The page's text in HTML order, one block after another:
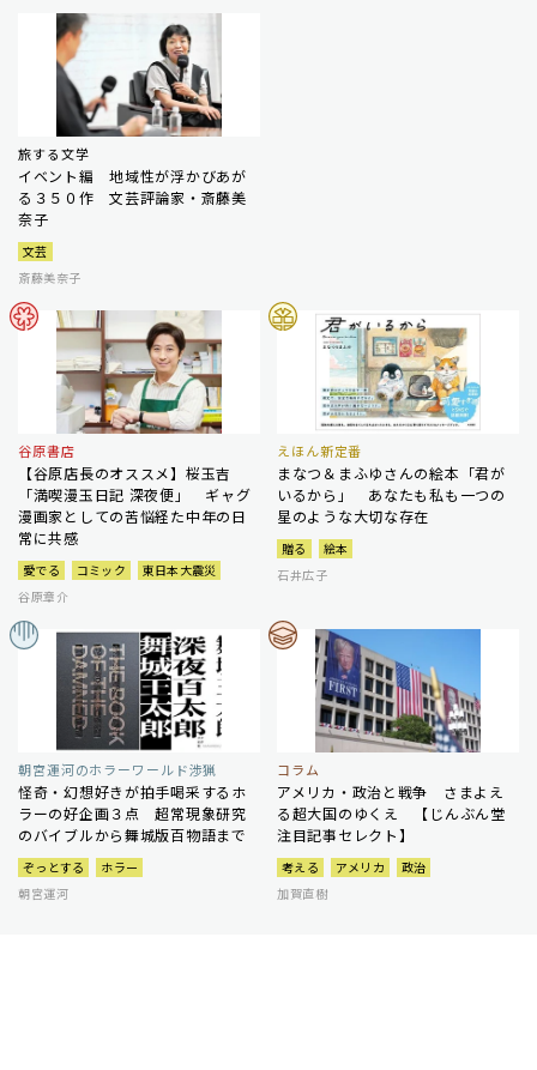
旅する文学
イベント編 地域性が浮かびあが
る３５０作 文芸評論家・斎藤美
奈子
文芸
斎藤美奈子
谷原書店
【谷原店長のオススメ】桜玉吉
「満喫漫玉日記 深夜便」 ギャグ
漫画家としての苦悩経た中年の日
常に共感
愛でる コミック
東日本大震災
谷原章介
えほん新定番
まなつ＆まふゆさんの絵本「君が
いるから」 あなたも私も一つの
星のような大切な存在
贈る
絵本
石井広子
朝宮運河のホラーワールド渉猟
怪奇・幻想好きが拍手喝采するホ
ラーの好企画３点 超常現象研究
のバイブルから舞城版百物語まで
ぞっとする
ホラー
朝宮運河
コラム
アメリカ・政治と戦争 さまよえ
る超大国のゆくえ 【じんぶん堂
注目記事セレクト】
考える アメリカ
政治
加賀直樹